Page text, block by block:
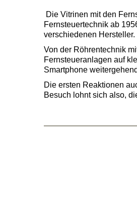
Die Vitrinen mit den
Fernsteuertechnik ab
verschiedenen Hersteller.
Von der Röhrentechnik
Fernsteueranlagen auf
Smartphone
Die ersten Reaktionen
Besuch lohnt sich also,